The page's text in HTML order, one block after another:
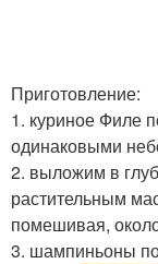
Приготовление:
1. куриное Филе
одинаковыми
2. выложим в
растительным
помешивая,
3. шампиньоны